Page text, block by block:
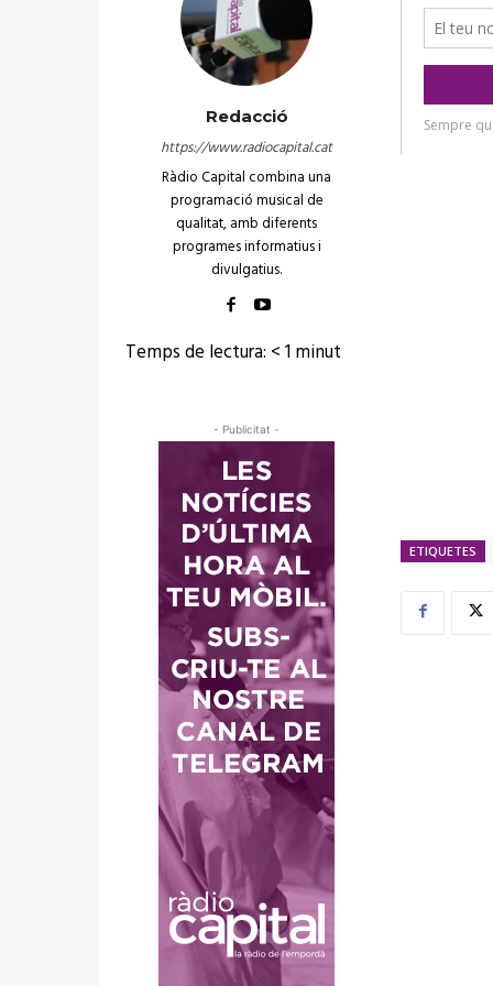
Redacció
https://www.radiocapital.cat
Ràdio Capital combina una
programació musical de
qualitat, amb diferents
programes informatius i
divulgatius.
Temps de lectura: < 1minut
- Publicitat -
u
ETIQUETES